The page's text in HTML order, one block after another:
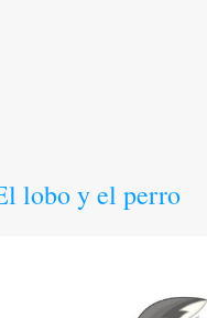
lobo y el perro